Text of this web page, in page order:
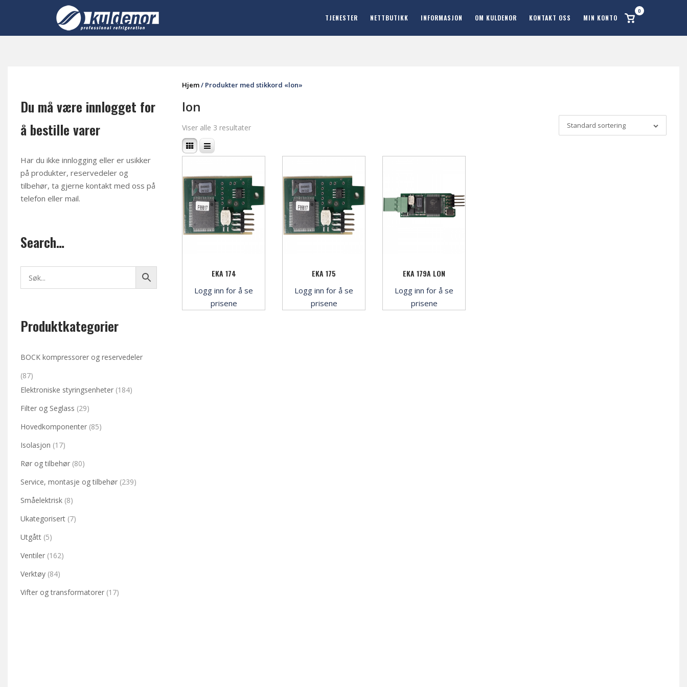
TJENESTER NETTBUTIKK INFORMASJON OM KULDENOR KONTAKT OSS MIN KONTO
Se 0
Hjem/ Produkter med stikkord «lon»
lon
Viser alle 3 resultater Standard sortering
EKA 174
Logg inn for å se
prisene
EKA 175
Logg inn for å se
prisene
EKA 179A LON
Logg inn for å se
prisene
Du må være innlogget for
å bestille varer
Har du ikke innlogging eller er usikker
på produkter, reservedeler og
tilbehør, ta gjerne kontakt med oss på
telefon eller mail.
Search…
Produktkategorier
BOCK kompressorer og reservedeler
(87)
Elektroniske styringsenheter (184)
Filter og Seglass (29)
Hovedkomponenter (85)
Isolasjon (17)
Rør og tilbehør (80)
Service, montasje og tilbehør (239)
Småelektrisk (8)
Ukategorisert (7)
Utgått (5)
Ventiler (162)
Verktøy (84)
Vifter og transformatorer (17)